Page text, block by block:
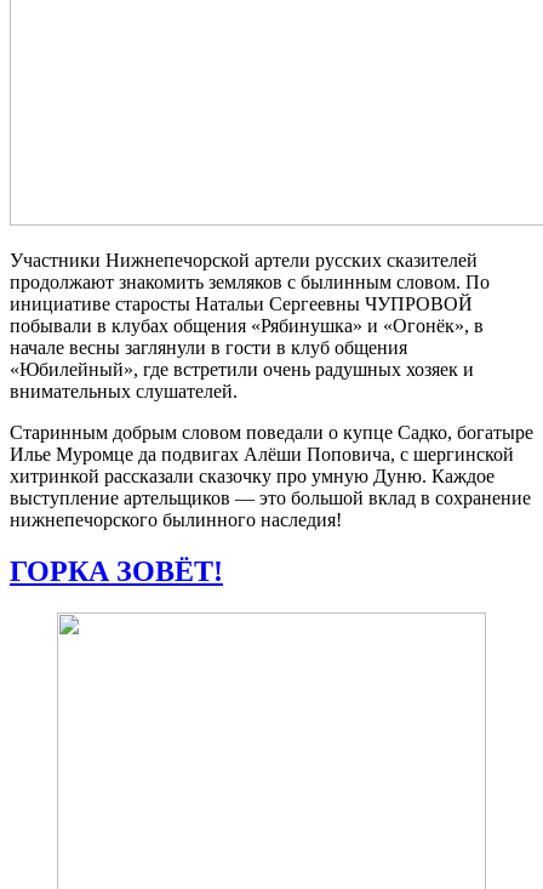
Участники Нижнепечорской артели русских сказителей
продолжают знакомить земляков с былинным словом. По
инициативе старосты Натальи Сергеевны ЧУПРОВОЙ
побывали в клубах общения «Рябинушка» и «Огонёк», в
начале весны заглянули в гости в клуб общения
«Юбилейный», где встретили очень радушных хозяек и
внимательных слушателей.
Старинным добрым словом поведали о купце Садко, богатыре
Илье Муромце да подвигах Алёши Поповича, с шергинской
хитринкой рассказали сказочку про умную Дуню. Каждое
выступление артельщиков — это большой вклад в сохранение
нижнепечорского былинного наследия!
ГОРКА ЗОВЁТ!